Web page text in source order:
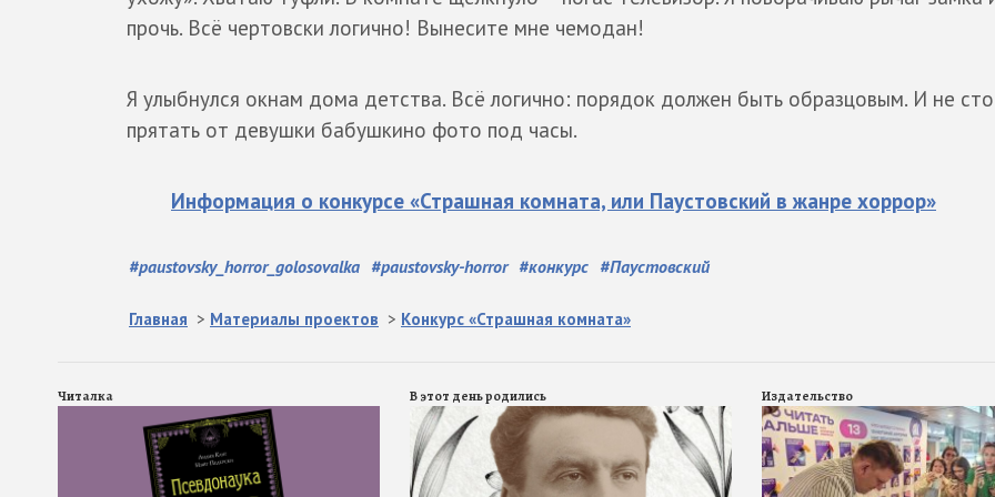
прочь. Всё чертовски логично! Вынесите мне чемодан!
Я улыбнулся окнам дома детства. Всё логично: порядок должен быть образцовым. И не
прятать от девушки бабушкино фото под часы.
Информация о конкурсе «Страшная комната, или Паустовский в жанре хоррор»
#paustovsky_horror_golosovalka #paustovsky-horror #конкурс #Паустовский
Главная > Материалы проектов > Конкурс «Страшная комната»
Читалка В этот день родились Издательство